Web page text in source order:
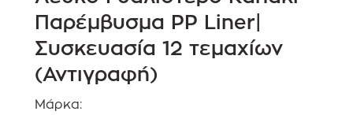
Παρέμβυσμα PP Liner|
Συσκευασία 12 τεμαχίων
(Αντιγραφή)
Μάρκα: